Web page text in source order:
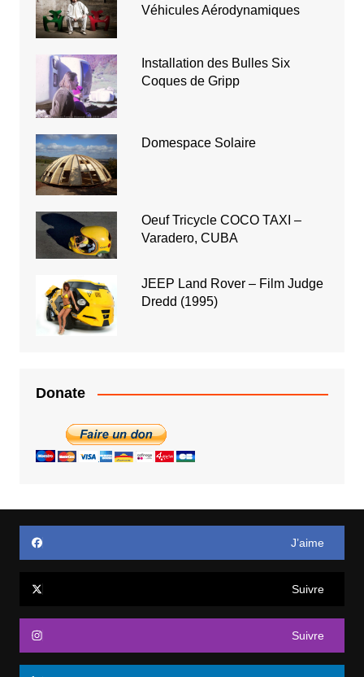
Véhicules Aérodynamiques
Installation des Bulles Six
Coques de Gripp
Domespace Solaire
Oeuf Tricycle COCO TAXI –
Varadero, CUBA
JEEP Land Rover – Film Judge
Dredd (1995)
Donate
J’aime
Suivre
Suivre